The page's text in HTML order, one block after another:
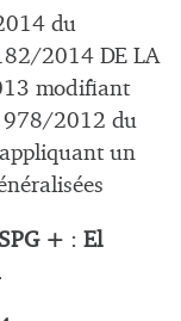
du
2014 DE LA
modifiant
978/2012 du
un
SPG + : El